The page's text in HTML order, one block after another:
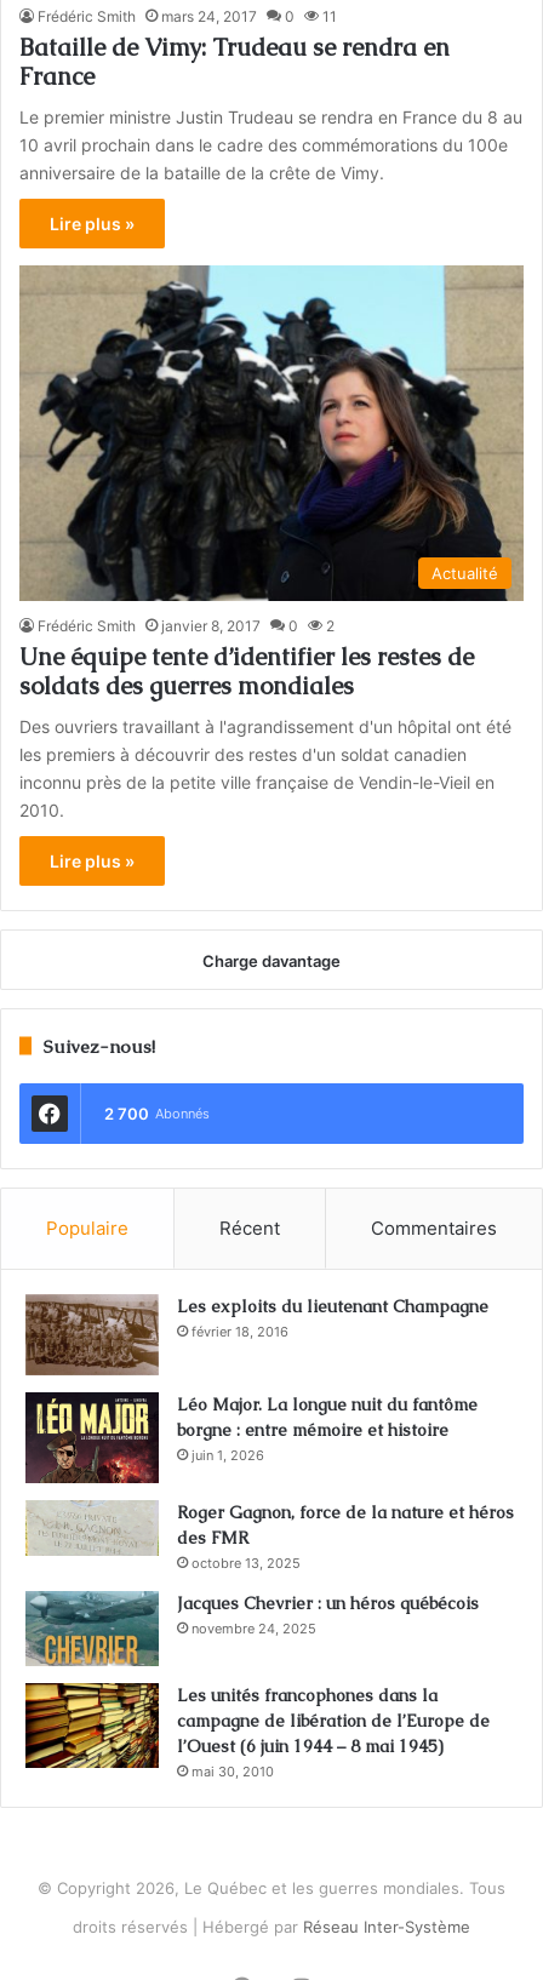
Frédéric Smith mars 24, 2017 0 11
Bataille de Vimy: Trudeau se rendra en
France
Le premier ministre Justin Trudeau se rendra en France du 8 au
10 avril prochain dans le cadre des commémorations du 100e
anniversaire de la bataille de la crête de Vimy.
Lire plus »
Actualité
Frédéric Smith janvier 8, 2017 0 2
Une équipe tente d’identifier les restes de
soldats des guerres mondiales
Des ouvriers travaillant à l'agrandissement d'un hôpital ont été
les premiers à découvrir des restes d'un soldat canadien
inconnu près de la petite ville française de Vendin-le-Vieil en
2010.
Lire plus »
Charge davantage
Suivez-nous!
2 700 Abonnés
Populaire Récent Commentaires
Les exploits du lieutenant Champagne
février 18, 2016
Léo Major. La longue nuit du fantôme
borgne : entre mémoire et histoire
juin 1, 2026
Roger Gagnon, force de la nature et héros
des FMR
octobre 13, 2025
Jacques Chevrier : un héros québécois
novembre 24, 2025
Les unités francophones dans la
campagne de libération de l’Europe de
l’Ouest (6 juin 1944 – 8 mai 1945)
mai 30, 2010
© Copyright 2026, Le Québec et les guerres mondiales. Tous
droits réservés | Hébergé par Réseau Inter-Système